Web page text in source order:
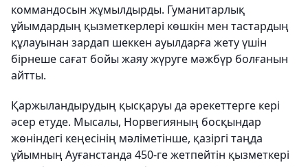
коммандосын жұмылдырды. Гуманитарлық
ұйымдардың қызметкерлері көшкін мен тастардың
құлауынан зардап шеккен ауылдарға жету үшін
бірнеше сағат бойы жаяу жүруге мәжбүр болғанын
айтты.
Қаржыландырудың қысқаруы да әрекеттерге кері
әсер етуде. Мысалы, Норвегияның босқындар
жөніндегі кеңесінің мәліметінше, қазіргі таңда
ұйымның Ауғанстанда 450-ге жетпейтін қызметкері